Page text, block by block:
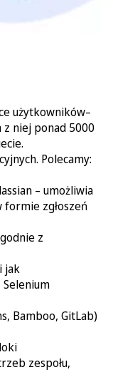
użytkowników–
niej ponad 5000
Polecamy:
– umożliwia
zgłoszeń
z
jak
Selenium
Bamboo, GitLab)
zespołu,